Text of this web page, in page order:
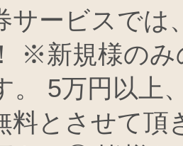
サービスでは
※新規様のみ
。 5万円以上
料とさせて頂